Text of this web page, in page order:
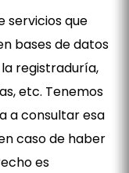
servicios que
bases de datos
registraduría,
etc. Tenemos
a consultar esa
caso de haber
es